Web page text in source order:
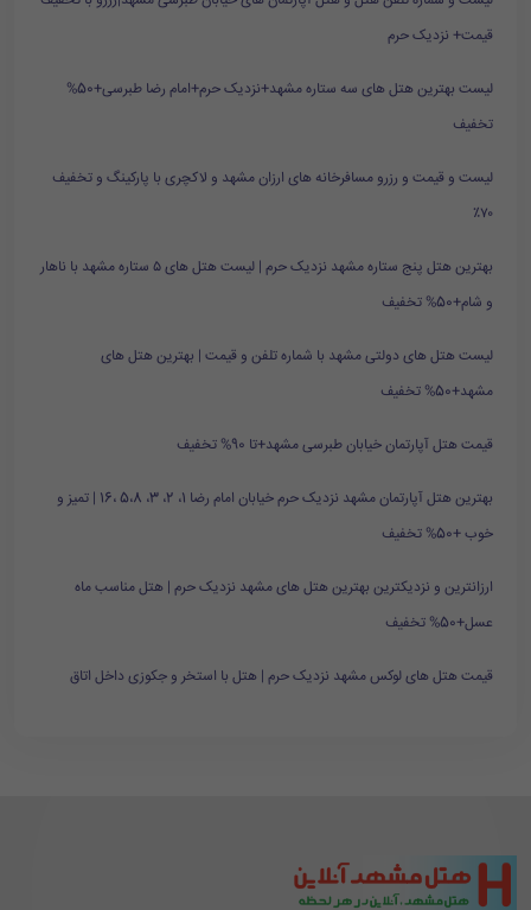
قیمت+ نزدیک حرم
لیست بهترین هتل های سه ستاره مشهد+نزدیک حرم+امام رضا طبرسی+50%
تخفیف
لیست و قیمت و رزرو مسافرخانه های ارزان مشهد و لاکچری با پارکینگ و تخفیف
۷۰٪
بهترین هتل پنج ستاره مشهد نزدیک حرم | لیست هتل های ۵ ستاره مشهد با ناهار
و شام+50% تخفیف
لیست هتل های دولتی مشهد با شماره تلفن و قیمت | بهترین هتل های
مشهد+50% تخفیف
قیمت هتل آپارتمان خیابان طبرسی مشهد+تا 90% تخفیف
بهترین هتل آپارتمان مشهد نزدیک حرم خیابان امام رضا 1، 2، 3، 5،8 ،16 | تمیز و
خوب +50% تخفیف
ارزانترین و نزدیکترین بهترین هتل های مشهد نزدیک حرم | هتل مناسب ماه
عسل+50% تخفیف
قیمت هتل های لوکس مشهد نزدیک حرم | هتل با استخر و جکوزی داخل اتاق